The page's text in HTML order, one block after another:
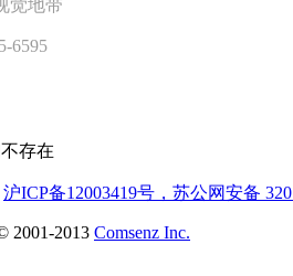
觉地带
6595
存在
沪ICP备12003419号，苏公网安备
2001-2013 Comsenz Inc.